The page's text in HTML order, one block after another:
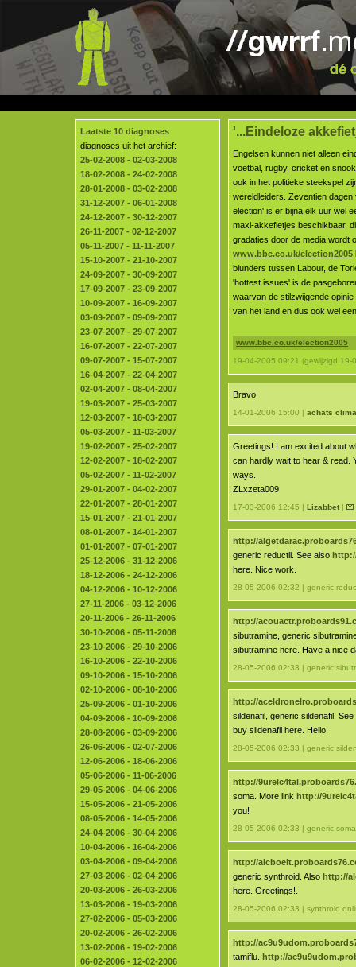
Laatste 10 diagnoses
diagnoses uit het archief:
25-02-2008 - 02-03-2008
18-02-2008 - 24-02-2008
28-01-2008 - 03-02-2008
31-12-2007 - 06-01-2008
24-12-2007 - 30-12-2007
26-11-2007 - 02-12-2007
05-11-2007 - 11-11-2007
15-10-2007 - 21-10-2007
24-09-2007 - 30-09-2007
17-09-2007 - 23-09-2007
10-09-2007 - 16-09-2007
03-09-2007 - 09-09-2007
23-07-2007 - 29-07-2007
16-07-2007 - 22-07-2007
09-07-2007 - 15-07-2007
16-04-2007 - 22-04-2007
02-04-2007 - 08-04-2007
19-03-2007 - 25-03-2007
12-03-2007 - 18-03-2007
05-03-2007 - 11-03-2007
19-02-2007 - 25-02-2007
12-02-2007 - 18-02-2007
05-02-2007 - 11-02-2007
29-01-2007 - 04-02-2007
22-01-2007 - 28-01-2007
15-01-2007 - 21-01-2007
08-01-2007 - 14-01-2007
01-01-2007 - 07-01-2007
25-12-2006 - 31-12-2006
18-12-2006 - 24-12-2006
04-12-2006 - 10-12-2006
27-11-2006 - 03-12-2006
20-11-2006 - 26-11-2006
30-10-2006 - 05-11-2006
23-10-2006 - 29-10-2006
16-10-2006 - 22-10-2006
09-10-2006 - 15-10-2006
02-10-2006 - 08-10-2006
25-09-2006 - 01-10-2006
04-09-2006 - 10-09-2006
28-08-2006 - 03-09-2006
26-06-2006 - 02-07-2006
12-06-2006 - 18-06-2006
05-06-2006 - 11-06-2006
29-05-2006 - 04-06-2006
15-05-2006 - 21-05-2006
08-05-2006 - 14-05-2006
24-04-2006 - 30-04-2006
10-04-2006 - 16-04-2006
03-04-2006 - 09-04-2006
27-03-2006 - 02-04-2006
20-03-2006 - 26-03-2006
13-03-2006 - 19-03-2006
27-02-2006 - 05-03-2006
20-02-2006 - 26-02-2006
13-02-2006 - 19-02-2006
06-02-2006 - 12-02-2006
'...Eindeloze
Engelsen kunnen niet alleen
voetbal, rugby, cricket en
ook in het politieke steekspel
wereldleiders. Zeventien dagen
election' is er bijna elk uur wel
maxi-akkefietjes beschikbaar,
gradaties door de media wordt
www.bbc.co.uk/election2005
blunders tussen Labour, de
'hottest issues' is de
waarvan de stilzwijgende
van het land en dus ook wel
www.bbc.co.uk/election2005
19-04-2005 09:21 (gewijzigd
Bravo
14-01-2006 15:00 | achats
Greetings! I am excited about
can hardly wait to hear & read.
ways.
ZLxzeta009
17-03-2006 12:45 | Lizabbet |
http://
generic reductil. See also
here. Nice work.
28-05-2006 02:32 | generic
http://
sibutramine, generic
sibutramine here. Have a nice
28-05-2006 02:33 | generic
http://
sildenafil, generic sildenafil.
buy sildenafil here. Hello!
28-05-2006 02:33 | generic
http://
soma. More link http://
you!
28-05-2006 02:33 | generic
http://
generic synthroid. Also http://
here. Greetings!.
28-05-2006 02:33 | synthroid
http://
tamiflu. http://